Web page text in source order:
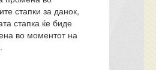
стапки за данок,
стапка ќе биде
во моментот на